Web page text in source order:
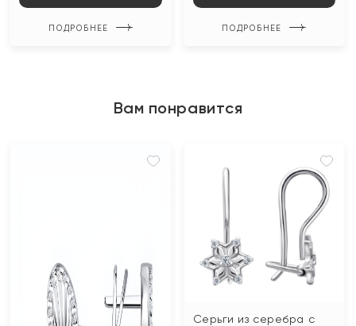
ПОДРОБНЕЕ ПОДРОБНЕЕ
Вам понравится
Серьги из серебра с